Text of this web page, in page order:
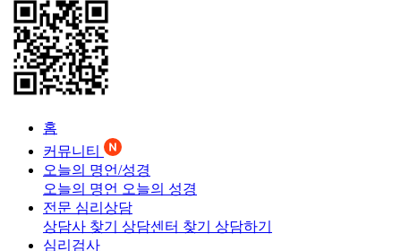
홈
커뮤니티
오늘의 명언/성경
오늘의 명언 오늘의 성경
전문 심리상담
상담사 찾기 상담센터 찾기 상담하기
심리검사